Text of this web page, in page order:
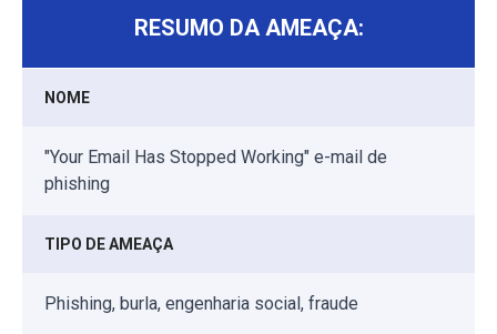
RESUMO DA AMEAÇA:
NOME
"Your Email Has Stopped Working" e-mail de
phishing
TIPO DE AMEAÇA
Phishing, burla, engenharia social, fraude